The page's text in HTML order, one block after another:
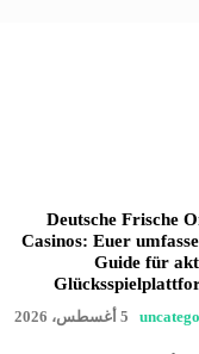
Deutsche Frische
Casinos: Euer
Guide für
5 أغسطس، 2026